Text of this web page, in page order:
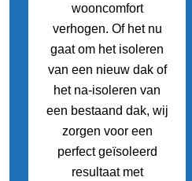
wooncomfort
verhogen. Of het nu
gaat om het isoleren
van een nieuw dak of
het na-isoleren van
een bestaand dak, wij
zorgen voor een
perfect geïsoleerd
resultaat met